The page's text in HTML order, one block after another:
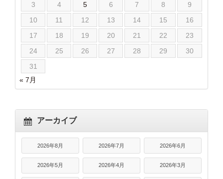
3
4 5 6 7 8
9
10
11 12 13 14 15
16
17
18 19 20 21 22
23
24
25 26 27 28 29
30
31
« 7月
アーカイブ
2026年8月 2026年7月 2026年6月
2026年5月 2026年4月 2026年3月